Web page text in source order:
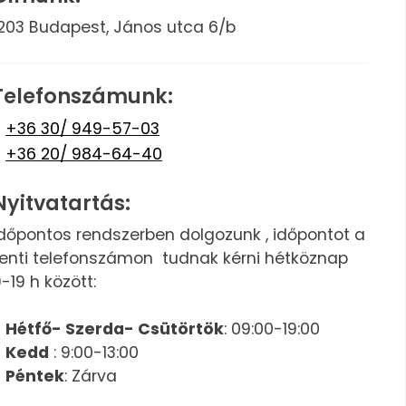
Budapest, János utca 6/b
+36 30/ 949-57-03
+36 20/ 984-64-40
rendszerben dolgozunk , időpontot a
telefonszámon tudnak kérni hétköznap
19 h között:
Hétfő- Szerda- Csütörtök: 09:00-19:00
Kedd : 9:00-13:00
Péntek: Zárva